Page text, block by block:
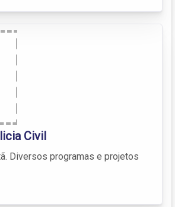
Civil
Diversos programas e projetos